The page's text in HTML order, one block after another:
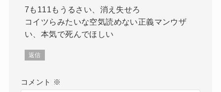
7も111もうるさい、消え失せろ
コイツらみたいな空気読めない正義マンウザ
い、本気で死んでほしい
返信
コメント ※